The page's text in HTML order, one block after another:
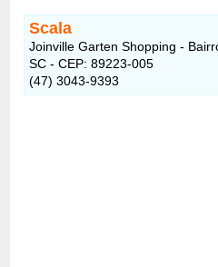
Scala
Joinville Garten Shopping -
SC - CEP: 89223-005
(47) 3043-9393